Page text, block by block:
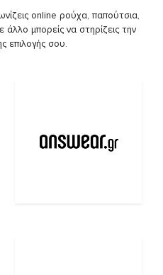
online ρούχα, παπούτσια,
άλλο μπορείς να στηρίζεις την
επιλογής σου.